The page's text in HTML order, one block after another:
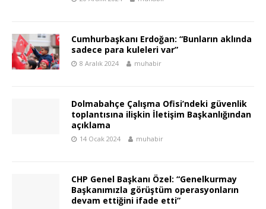
Cumhurbaşkanı Erdoğan: “Bunların aklında
sadece para kuleleri var”
8 Aralık 2024 muhabir
Dolmabahçe Çalışma Ofisi’ndeki güvenlik
toplantısına ilişkin İletişim Başkanlığından
açıklama
14 Ocak 2024 muhabir
CHP Genel Başkanı Özel: “Genelkurmay
Başkanımızla görüştüm operasyonların
devam ettiğini ifade etti”